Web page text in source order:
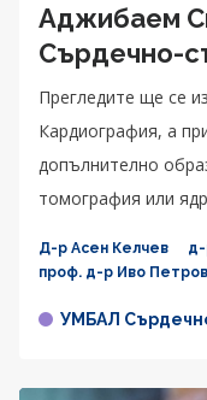
Аджибаем
Сърдечно-
Прегледите ще се
Кардиография, а
допълнително
томография или
Д-р Асен Келчев
д-
проф. д-р Иво
УМБАЛ